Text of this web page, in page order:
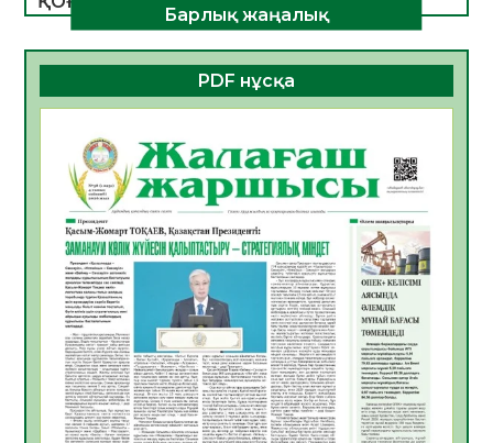
ДАМУЫНЫҢ НЕГІЗІ
06.08.2026
47 0
ҚҰРЫЛТАЙ САЙЛАУЫ – БОЛАШАҚҚА
06.08.2026
Инфекциялық ауруларға қарсы иммундау
жұмыстарының тиімділігі
06.08.2026
51
Көкжөтел ауруы туралы
06.08.2026
49
АПВ вакцинасы туралы мәлімет
06.08.2026
47
Open Air: Қызылорда облысы полиция
Барлық жаңалық
PDF нұсқа